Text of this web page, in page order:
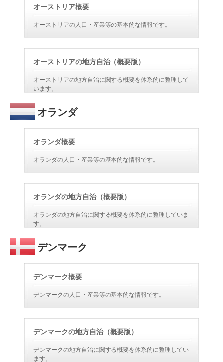
オーストリア概要
オーストリアの人口・産業等の基本的な情報です。
オーストリアの地方自治（概要版）
オーストリアの地方自治に関する概要を体系的に整理して
います。
オランダ
オランダ概要
オランダの人口・産業等の基本的な情報です。
オランダの地方自治（概要版）
オランダの地方自治に関する概要を体系的に整理していま
す。
デンマーク
デンマーク概要
デンマークの人口・産業等の基本的な情報です。
デンマークの地方自治（概要版）
デンマークの地方自治に関する概要を体系的に整理してい
ます。